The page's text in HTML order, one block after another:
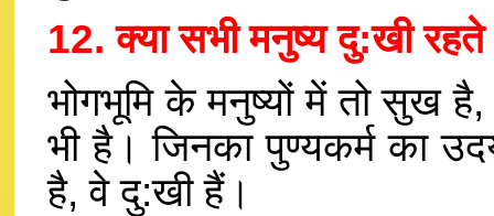
12. क्या सभी मनुष्य दु:खी
भोगभूमि के मनुष्यों में तो सुख
भी है। जिनका पुण्यकर्म का
है, वे दु:खी हैं।